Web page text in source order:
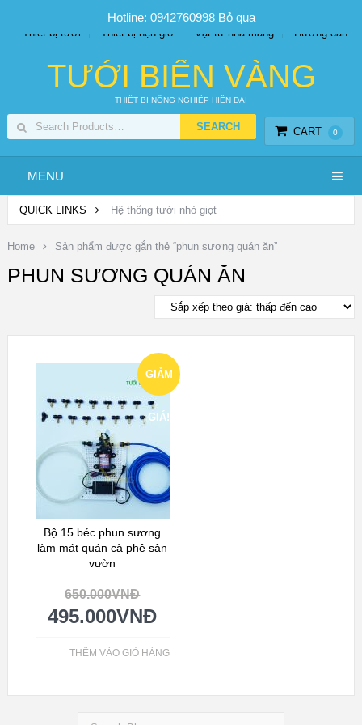
SP PHUN SƯƠNG GIÁ TỐT Bộ KIT tưới
Thiết bị tưới
Thiết bị hẹn giờ Vật tư nhà màng Hướng dẫn
TƯỚI BIỂN VÀNG
THIẾT BỊ NÔNG NGHIỆP HIỆN ĐẠI
CART 0
MENU
QUICK LINKS Hệ thống tưới nhỏ giọt
Home Sản phẩm được gắn thẻ “phun sương quán ăn”
PHUN SƯƠNG QUÁN ĂN
GIẢM
GIÁ!
Bộ 15 béc phun sương
làm mát quán cà phê sân
vườn
650.000VNĐ
495.000VNĐ
THÊM VÀO GIỎ HÀNG
Hotline: 0942760998 Bỏ qua